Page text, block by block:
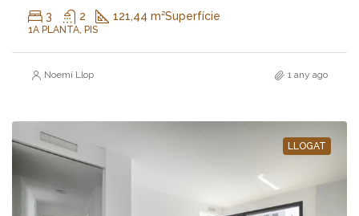
3 2 121,44 m²Superfície
1A PLANTA, PIS
Noemí Llop 1 any ago
LLOGAT